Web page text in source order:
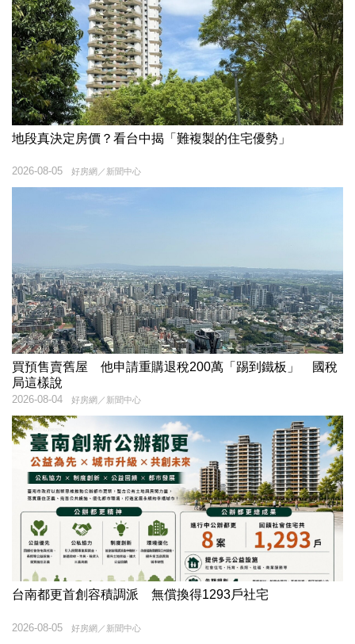
地段真決定房價？看台中揭「難複製的住宅優勢」
好房網／新聞中心
2026-08-05
買預售賣舊屋 他申請重購退稅200萬「踢到鐵板」 國稅
局這樣說
好房網／新聞中心
2026-08-04
台南都更首創容積調派 無償換得1293戶社宅
好房網／新聞中心
2026-08-05